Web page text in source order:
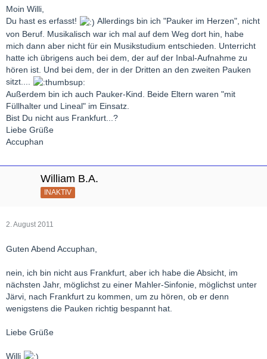
Moin Willi,
Du hast es erfasst!
Allerdings bin ich "Pauker im Herzen", nicht
von Beruf. Musikalisch war ich mal auf dem Weg dort hin, habe
mich dann aber nicht für ein Musikstudium entschieden. Unterricht
hatte ich übrigens auch bei dem, der auf der Inbal-Aufnahme zu
hören ist. Und bei dem, der in der Dritten an den zweiten Pauken
sitzt....
Außerdem bin ich auch Pauker-Kind. Beide Eltern waren "mit
Füllhalter und Lineal" im Einsatz.
Bist Du nicht aus Frankfurt...?
Liebe Grüße
Accuphan
William B.A.
INAKTIV
2. August 2011
Guten Abend Accuphan,
nein, ich bin nicht aus Frankfurt, aber ich habe die Absicht, im
nächsten Jahr, möglichst zu einer Mahler-Sinfonie, möglichst unter
Järvi, nach Frankfurt zu kommen, um zu hören, ob er denn
wenigstens die Pauken richtig bespannt hat.
Liebe Grüße
Willi